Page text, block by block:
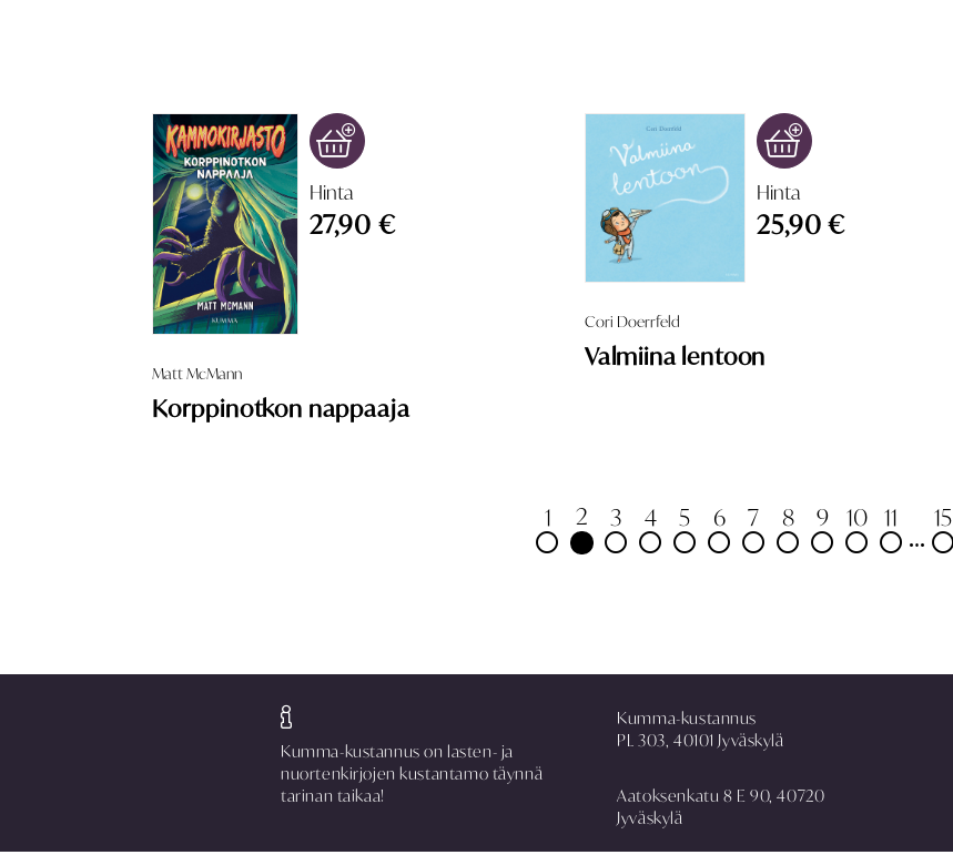
Hinta
27,90 €
Matt McMann
Korppinotkon nappaaja
Hinta
25,90 €
Cori Doerrfeld
Valmiina lentoon
1 2 3 4 5 6 7 8 9 10 11 15
Kumma-kustannus on lasten- ja
nuortenkirjojen kustantamo täynnä
tarinan taikaa!
Kumma-kustannus
PL 303, 40101 Jyväskylä
Aatoksenkatu 8 E 90, 40720
Jyväskylä